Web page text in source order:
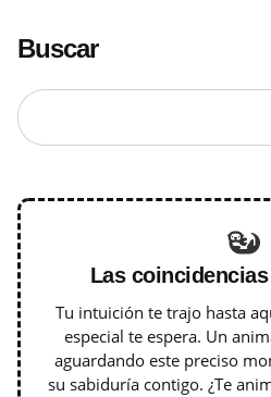
Buscar
Las
Tu intuición te trajo hasta
especial te espera. Un
aguardando este preciso
su sabiduría contigo. ¿Te